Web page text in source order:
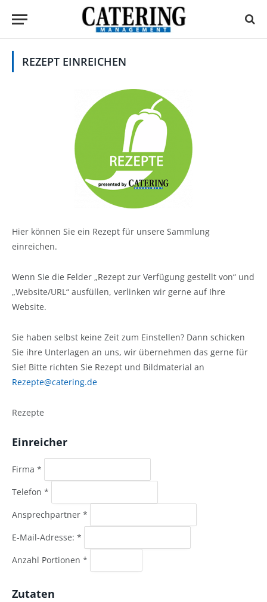
REZEPT EINREICHEN
Hier können Sie ein Rezept für unsere Sammlung
einreichen.
Wenn Sie die Felder „Rezept zur Verfügung gestellt von“ und
„Website/URL“ ausfüllen, verlinken wir gerne auf Ihre
Website.
Sie haben selbst keine Zeit zum Einstellen? Dann schicken
Sie ihre Unterlagen an uns, wir übernehmen das gerne für
Sie! Bitte richten Sie Rezept und Bildmaterial an
Rezepte@catering.de
Rezepte
Einreicher
Firma *
Telefon *
Ansprechpartner *
E-Mail-Adresse: *
Anzahl Portionen *
Zutaten